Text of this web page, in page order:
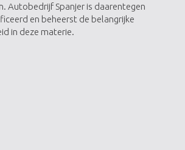
Autobedrijf Spanjer is daarentegen
en beheerst de belangrijke
in deze materie.